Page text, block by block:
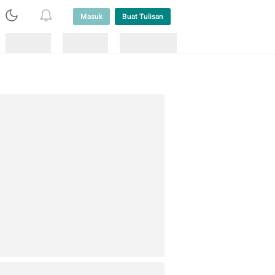
Masuk Buat Tulisan